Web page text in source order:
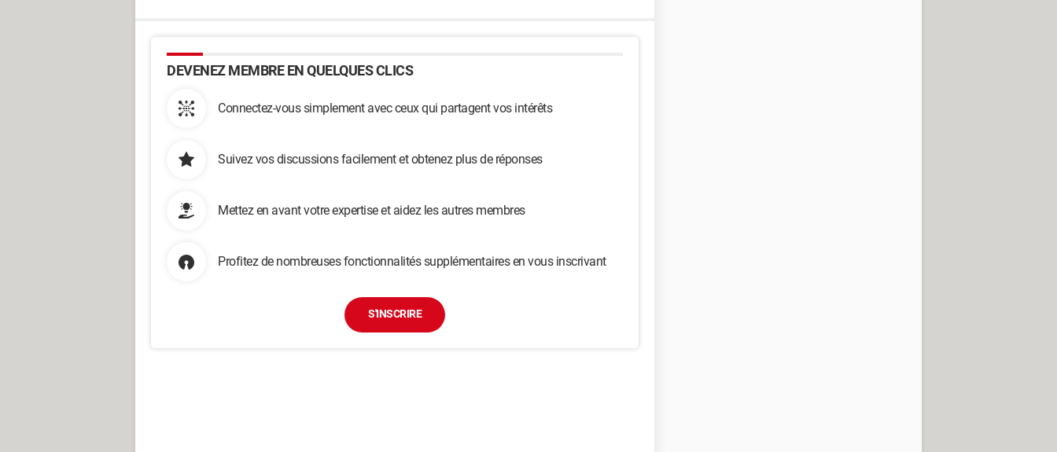
DEVENEZ MEMBRE EN QUELQUES CLICS
Connectez-vous simplement avec ceux qui partagent vos intérêts
Suivez vos discussions facilement et obtenez plus de réponses
Mettez en avant votre expertise et aidez les autres membres
Profitez de nombreuses fonctionnalités supplémentaires en vous inscrivant
S'INSCRIRE